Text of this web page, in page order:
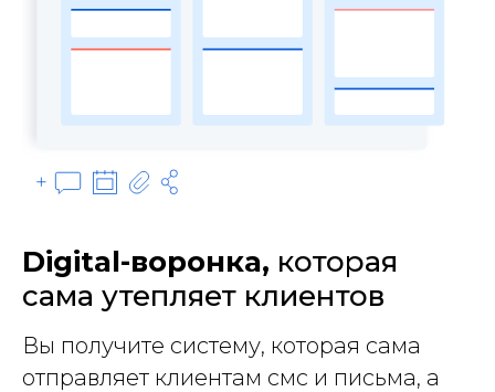
Digital-воронка, которая
сама утепляет клиентов
Вы получите систему, которая сама
отправляет клиентам смс и письма, а